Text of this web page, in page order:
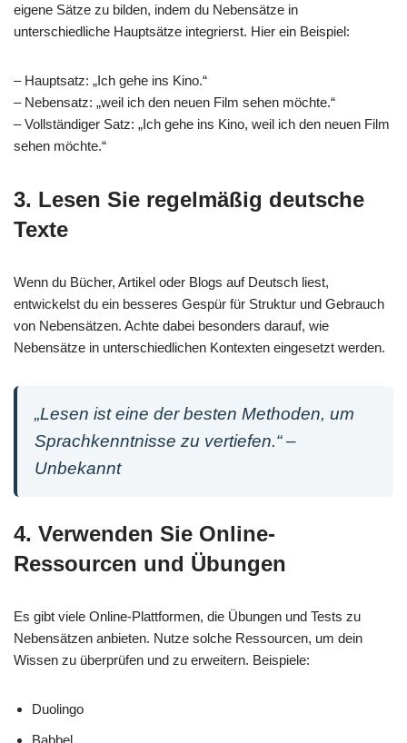
eigene Sätze zu bilden, indem du Nebensätze in
unterschiedliche Hauptsätze integrierst. Hier ein Beispiel:
– Hauptsatz: „Ich gehe ins Kino.“
– Nebensatz: „weil ich den neuen Film sehen möchte.“
– Vollständiger Satz: „Ich gehe ins Kino, weil ich den neuen Film
sehen möchte.“
3. Lesen Sie regelmäßig deutsche
Texte
Wenn du Bücher, Artikel oder Blogs auf Deutsch liest,
entwickelst du ein besseres Gespür für Struktur und Gebrauch
von Nebensätzen. Achte dabei besonders darauf, wie
Nebensätze in unterschiedlichen Kontexten eingesetzt werden.
„Lesen ist eine der besten Methoden, um
Sprachkenntnisse zu vertiefen.“ –
Unbekannt
4. Verwenden Sie Online-
Ressourcen und Übungen
Es gibt viele Online-Plattformen, die Übungen und Tests zu
Nebensätzen anbieten. Nutze solche Ressourcen, um dein
Wissen zu überprüfen und zu erweitern. Beispiele:
Duolingo
Babbel